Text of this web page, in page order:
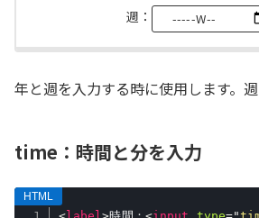
週：
年と週を入力する時に使用します。週
time：時間と分を入力